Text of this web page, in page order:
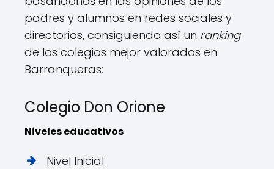
padres y alumnos en redes sociales y
directorios, consiguiendo así un ranking
de los colegios mejor valorados en
Barranqueras:
Colegio Don Orione
Niveles educativos
Nivel Inicial